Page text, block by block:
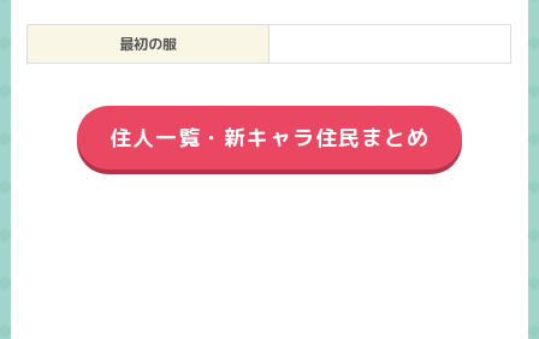
最初の服
住人一覧・新キャラ住民まとめ